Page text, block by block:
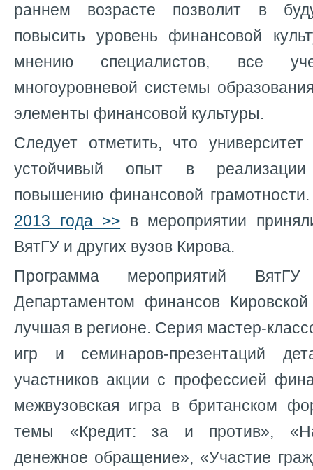
раннем возрасте позволит в
повысить уровень финансовой
мнению специалистов, все
многоуровневой системы
элементы финансовой культуры.
Следует отметить, что
устойчивый опыт в
повышению финансовой
2013 года >> в мероприятии
ВятГУ и других вузов Кирова.
Программа мероприятий
Департаментом финансов
лучшая в регионе. Серия мастер-
игр и семинаров-презентаций
участников акции с профессией
межвузовская игра в британском
темы «Кредит: за и против»,
денежное обращение», «Участие